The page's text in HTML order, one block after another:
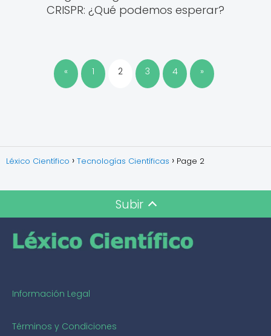
CRISPR: ¿Qué podemos esperar?
« 1 2 3 4 »
Léxico Científico Tecnologías Científicas Page 2
Subir
Información Legal
Términos y Condiciones